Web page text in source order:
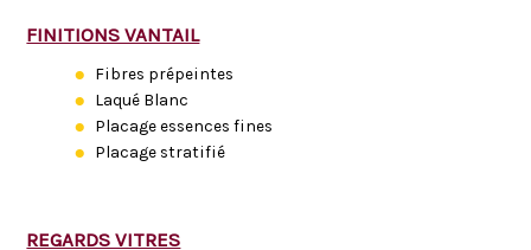
FINITIONS VANTAIL
Fibres prépeintes
Laqué Blanc
Placage essences fines
Placage stratifié
REGARDS VITRES